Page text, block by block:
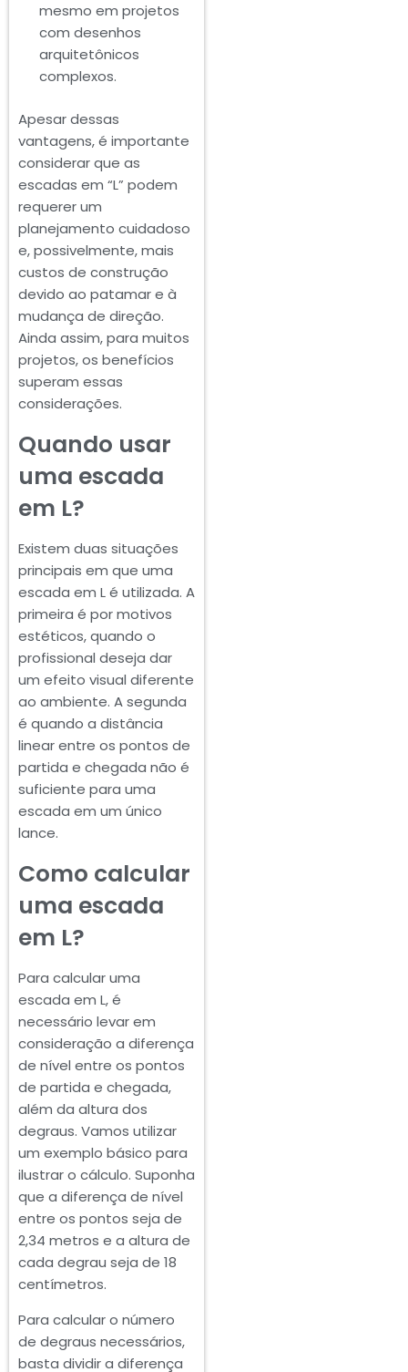
mesmo em projetos
com desenhos
arquitetônicos
complexos.
Apesar dessas
vantagens, é importante
considerar que as
escadas em “L” podem
requerer um
planejamento cuidadoso
e, possivelmente, mais
custos de construção
devido ao patamar e à
mudança de direção.
Ainda assim, para muitos
projetos, os benefícios
superam essas
considerações.
Quando usar
uma escada
em L?
Existem duas situações
principais em que uma
escada em L é utilizada. A
primeira é por motivos
estéticos, quando o
profissional deseja dar
um efeito visual diferente
ao ambiente. A segunda
é quando a distância
linear entre os pontos de
partida e chegada não é
suficiente para uma
escada em um único
lance.
Como calcular
uma escada
em L?
Para calcular uma
escada em L, é
necessário levar em
consideração a diferença
de nível entre os pontos
de partida e chegada,
além da altura dos
degraus. Vamos utilizar
um exemplo básico para
ilustrar o cálculo. Suponha
que a diferença de nível
entre os pontos seja de
2,34 metros e a altura de
cada degrau seja de 18
centímetros.
Para calcular o número
de degraus necessários,
basta dividir a diferença